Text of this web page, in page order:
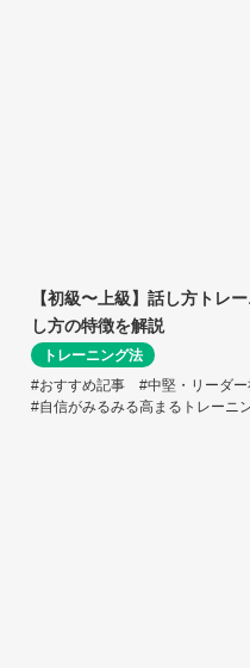
【初級〜上級】話し方トレ
し方の特徴を解説
トレーニング法
#おすすめ記事
#中堅・リーダ
#自信がみるみる高まるトレーニ